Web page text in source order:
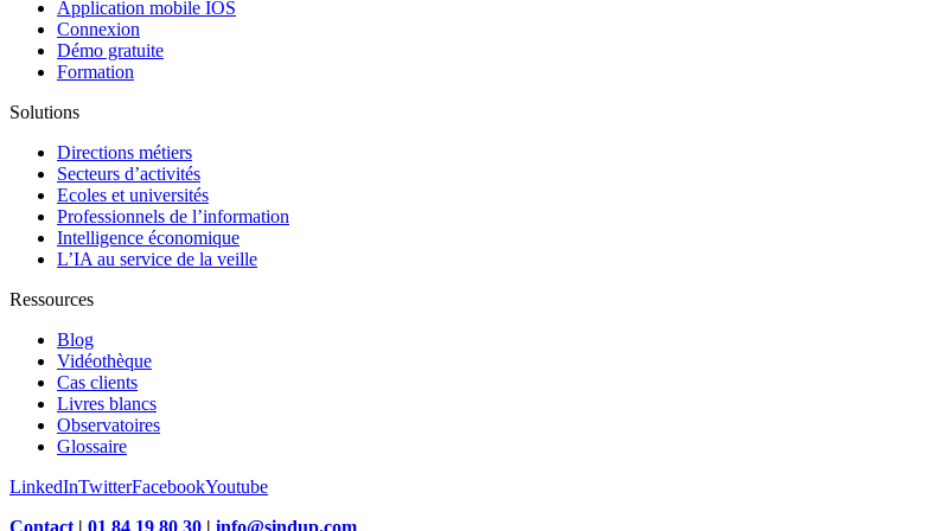
Application mobile IOS
Connexion
Démo gratuite
Formation
Solutions
Directions métiers
Secteurs d’activités
Ecoles et universités
Professionnels de l’information
Intelligence économique
L’IA au service de la veille
Ressources
Blog
Vidéothèque
Cas clients
Livres blancs
Observatoires
Glossaire
LinkedInTwitterFacebookYoutube
Contact | 01 84 19 80 30 | info@sindup.com